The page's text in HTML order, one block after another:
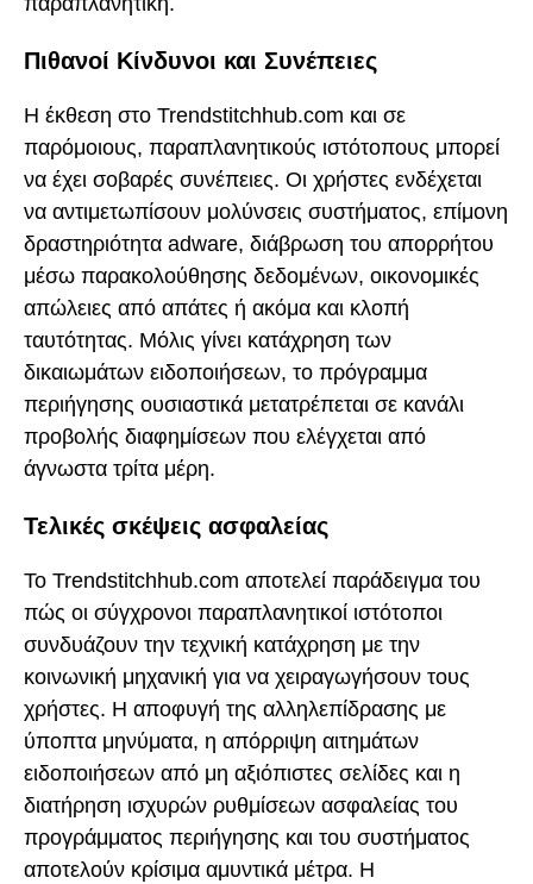
Πιθανοί Κίνδυνοι και Συνέπειες
Η έκθεση στο Trendstitchhub.com και σε
παρόμοιους, παραπλανητικούς ιστότοπους μπορεί
να έχει σοβαρές συνέπειες. Οι χρήστες ενδέχεται
να αντιμετωπίσουν μολύνσεις συστήματος, επίμονη
δραστηριότητα adware, διάβρωση του απορρήτου
μέσω παρακολούθησης δεδομένων, οικονομικές
απώλειες από απάτες ή ακόμα και κλοπή
ταυτότητας. Μόλις γίνει κατάχρηση των
δικαιωμάτων ειδοποιήσεων, το πρόγραμμα
περιήγησης ουσιαστικά μετατρέπεται σε κανάλι
προβολής διαφημίσεων που ελέγχεται από
άγνωστα τρίτα μέρη.
Τελικές σκέψεις ασφαλείας
Το Trendstitchhub.com αποτελεί παράδειγμα του
πώς οι σύγχρονοι παραπλανητικοί ιστότοποι
συνδυάζουν την τεχνική κατάχρηση με την
κοινωνική μηχανική για να χειραγωγήσουν τους
χρήστες. Η αποφυγή της αλληλεπίδρασης με
ύποπτα μηνύματα, η απόρριψη αιτημάτων
ειδοποιήσεων από μη αξιόπιστες σελίδες και η
διατήρηση ισχυρών ρυθμίσεων ασφαλείας του
προγράμματος περιήγησης και του συστήματος
αποτελούν κρίσιμα αμυντικά μέτρα. Η